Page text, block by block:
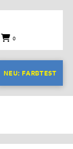
0
NEU: FARBTEST